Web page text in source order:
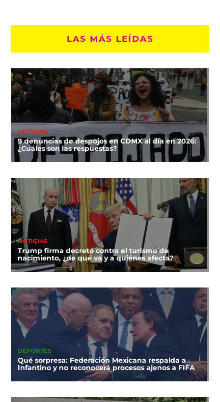
LAS MÁS LEÍDAS
NOTICIAS
9 denuncias de despojos en CDMX al día en 2026:
¿Cuáles son las respuestas?
NOTICIAS
Trump firma decreto contra el turismo de
nacimiento, ¿de qué va y a quiénes afecta?
DEPORTES
Qué sorpresa: Federación Mexicana respalda a
Infantino y no reconocerá procesos ajenos a FIFA